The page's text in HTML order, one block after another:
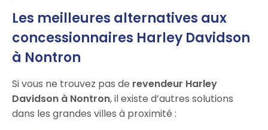
Les meilleures alternatives aux
concessionnaires Harley Davidson
à Nontron
Si vous ne trouvez pas de revendeur Harley
Davidson à Nontron, il existe d’autres solutions
dans les grandes villes à proximité :